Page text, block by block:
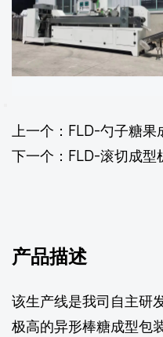
上一个：FLD-勺子糖果
下一个：FLD-滚切成型
产品描述
该生产线是我司自主研
极高的异形棒糖成型包